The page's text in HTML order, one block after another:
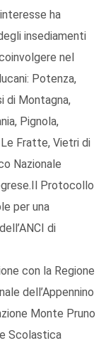
ha
insediamenti
nel
Potenza,
di Montagna,
Pignola,
Le Fratte, Vietri di
Nazionale
Protocollo
per una
di
con la Regione
dell’Appennino
Monte Pruno
Scolastica